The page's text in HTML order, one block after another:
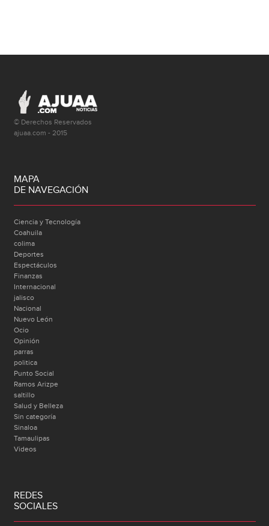
© Derechos Reservados
ajuaa.com - 2015
MAPA
DE NAVEGACIÓN
Ciencia y Tecnología
Coahuila
colima
Deportes
Espectáculos
Finanzas
Internacional
jalisco
Nacional
Nuevo León
Ocio
Opinión
parras
politica
Punto Social
Ramos Arizpe
saltillo
Salud y Belleza
Sin categoría
Sinaloa
Tamaulipas
Videos
REDES
SOCIALES